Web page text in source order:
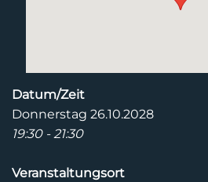
Datum/Zeit
Donnerstag 26.10.2028
19:30 - 21:30
Veranstaltungsort